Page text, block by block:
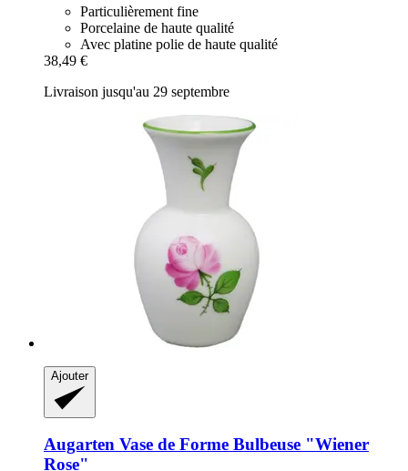
Particulièrement fine
Porcelaine de haute qualité
Avec platine polie de haute qualité
38,49 €
Livraison jusqu'au 29 septembre
Ajouter
Augarten Vase de Forme Bulbeuse "Wiener
Rose"